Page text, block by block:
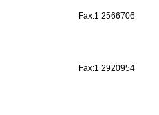
Fax:1 2566706
Fax:1 2920954